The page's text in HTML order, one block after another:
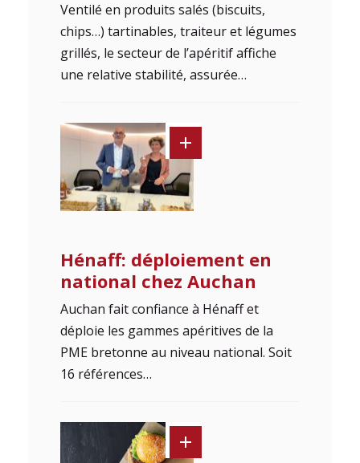
Ventilé en produits salés (biscuits,
chips…) tartinables, traiteur et légumes
grillés, le secteur de l’apéritif affiche
une relative stabilité, assurée…
Hénaff: déploiement en
national chez Auchan
Auchan fait confiance à Hénaff et
déploie les gammes apéritives de la
PME bretonne au niveau national. Soit
16 références…